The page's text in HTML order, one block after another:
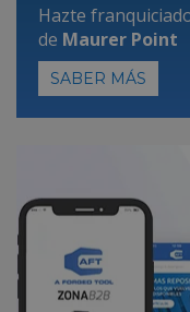
Hazte
de Maurer Point
SABER MÁS